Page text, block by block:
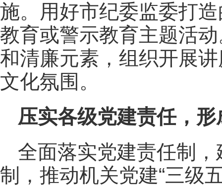
施。用好市纪委监委打
教育或警示教育主题活
和清廉元素，组织开展
文化氛围。
压实各级党建责任，
全面落实党建责任制
制，推动机关党建“三级